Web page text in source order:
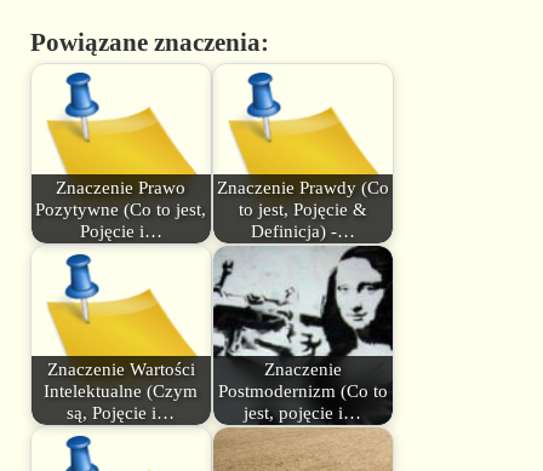
Powiązane znaczenia:
Znaczenie Prawo
Pozytywne (Co to jest,
Pojęcie i…
Znaczenie Prawdy (Co
to jest, Pojęcie &
Definicja) -…
Znaczenie Wartości
Intelektualne (Czym
są, Pojęcie i…
Znaczenie
Postmodernizm (Co to
jest, pojęcie i…